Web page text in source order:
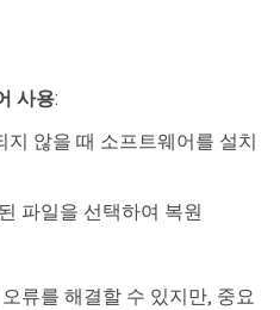
사용:
지 않을 때 소프트웨어를 설치
파일을 선택하여 복원
류를 해결할 수 있지만, 중요